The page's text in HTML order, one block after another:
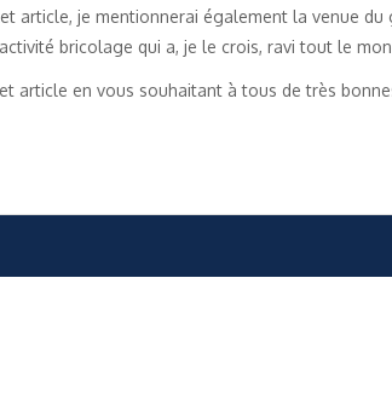
article, je mentionnerai également la venue
bricolage qui a, je le crois, ravi tout le
article en vous souhaitant à tous de très